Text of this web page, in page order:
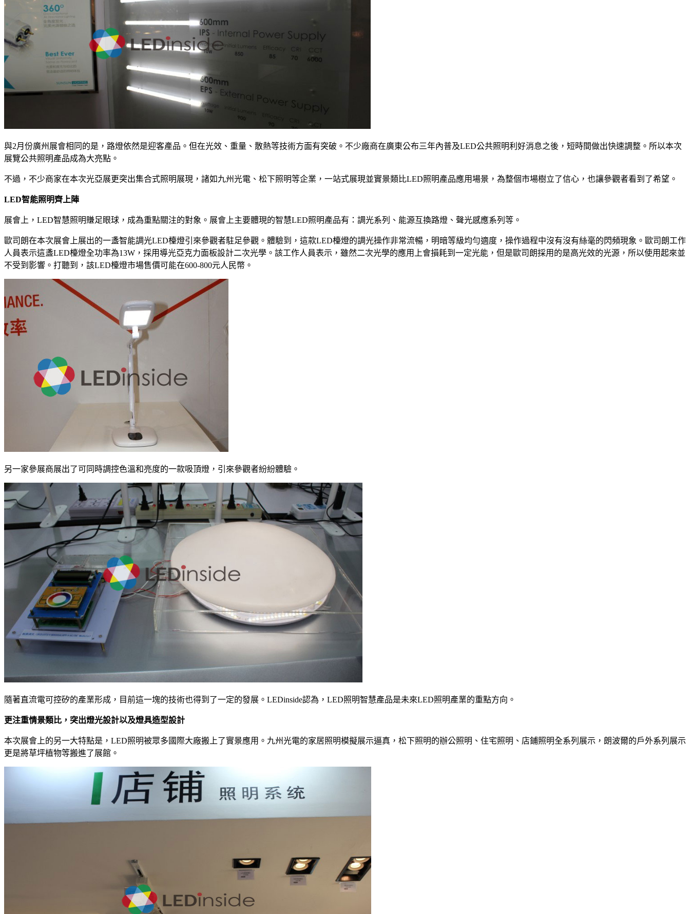
與2月份廣州展會相同的是，路燈依然是迎客產品。但在光效、重量、散熱等技術方面有突破。不少廠商在廣東公布三年內普及LED公共照明利好消息之後，短時間做出快速調整。所以本次
展覽公共照明產品成為大亮點。
不過，不少商家在本次光亞展更突出集合式照明展現，諸如九州光電、松下照明等企業，一站式展現並實景類比LED照明產品應用場景，為整個市場樹立了信心，也讓參觀者看到了希望。
LED智能照明齊上陣
展會上，LED智慧照明賺足眼球，成為重點關注的對象。展會上主要體現的智慧LED照明產品有：調光系列、能源互換路燈、聲光感應系列等。
歐司朗在本次展會上展出的一盞智能調光LED檯燈引來參觀者駐足參觀。體驗到，這款LED檯燈的調光操作非常流暢，明暗等級均勻適度，操作過程中沒有沒有絲毫的閃頻現象。歐司朗工作
人員表示這盞LED檯燈全功率為13W，採用導光亞克力面板設計二次光學。該工作人員表示，雖然二次光學的應用上會損耗到一定光能，但是歐司朗採用的是高光效的光源，所以使用起來並
不受到影響。打聽到，該LED檯燈市場售價可能在600-800元人民幣。
另一家參展商展出了可同時調控色溫和亮度的一款吸頂燈，引來參觀者紛紛體驗。
隨著直流電可控矽的產業形成，目前這一塊的技術也得到了一定的發展。LEDinside認為，LED照明智慧產品是未來LED照明產業的重點方向。
更注重情景類比，突出燈光設計以及燈具造型設計
本次展會上的另一大特點是，LED照明被眾多國際大廠搬上了實景應用。九州光電的家居照明模擬展示逼真，松下照明的辦公照明、住宅照明、店鋪照明全系列展示，朗波爾的戶外系列展示
更是將草坪植物等搬進了展館。